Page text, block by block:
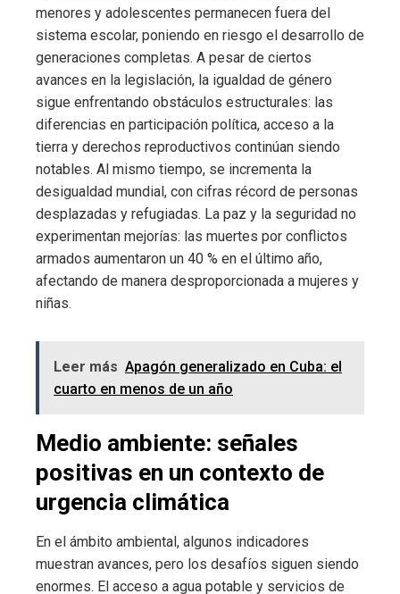
menores y adolescentes permanecen fuera del
sistema escolar, poniendo en riesgo el desarrollo de
generaciones completas. A pesar de ciertos
avances en la legislación, la igualdad de género
sigue enfrentando obstáculos estructurales: las
diferencias en participación política, acceso a la
tierra y derechos reproductivos continúan siendo
notables. Al mismo tiempo, se incrementa la
desigualdad mundial, con cifras récord de personas
desplazadas y refugiadas. La paz y la seguridad no
experimentan mejorías: las muertes por conflictos
armados aumentaron un 40 % en el último año,
afectando de manera desproporcionada a mujeres y
niñas.
Leer más Apagón generalizado en Cuba: el
cuarto en menos de un año
Medio ambiente: señales
positivas en un contexto de
urgencia climática
En el ámbito ambiental, algunos indicadores
muestran avances, pero los desafíos siguen siendo
enormes. El acceso a agua potable y servicios de